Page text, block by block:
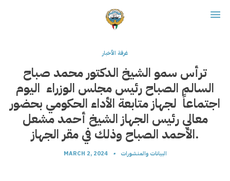
غرفة الأخبار
ترأس سمو الشيخ الدكتور محمد صباح
السالم الصباح رئيس مجلس الوزراء اليوم
اجتماعاً لجهاز متابعة الأداء الحكومي بحضور
معالي رئيس الجهاز الشيخ أحمد مشعل
الأحمد الصباح وذلك في مقر الجهاز.
MARCH 2, 2024 • البيانات والمنشورات